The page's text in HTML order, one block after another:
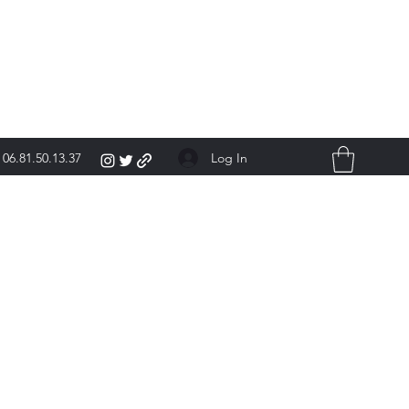
06.81.50.13.37 Log In